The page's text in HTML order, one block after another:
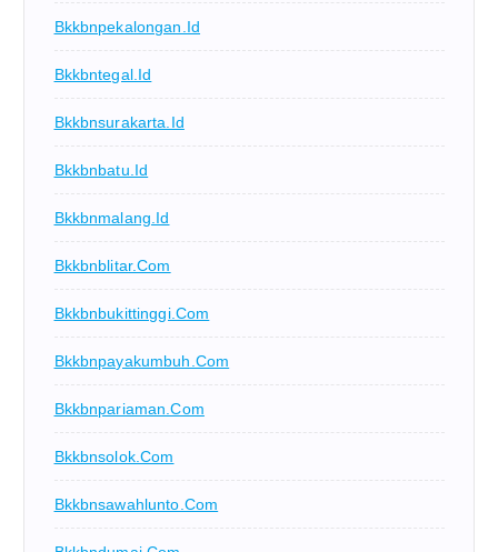
Bkkbnpekalongan.id
Bkkbntegal.id
Bkkbnsurakarta.id
Bkkbnbatu.id
Bkkbnmalang.id
Bkkbnblitar.com
Bkkbnbukittinggi.com
Bkkbnpayakumbuh.com
Bkkbnpariaman.com
Bkkbnsolok.com
Bkkbnsawahlunto.com